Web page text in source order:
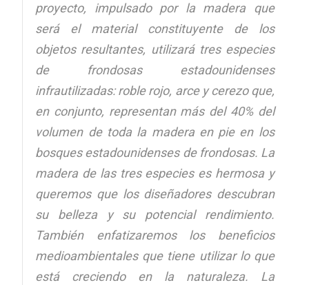
proyecto, impulsado por la madera que
será el material constituyente de los
objetos resultantes, utilizará tres especies
de frondosas estadounidenses
infrautilizadas: roble rojo, arce y cerezo que,
en conjunto, representan más del 40% del
volumen de toda la madera en pie en los
bosques estadounidenses de frondosas. La
madera de las tres especies es hermosa y
queremos que los diseñadores descubran
su belleza y su potencial rendimiento.
También enfatizaremos los beneficios
medioambientales que tiene utilizar lo que
está creciendo en la naturaleza. La